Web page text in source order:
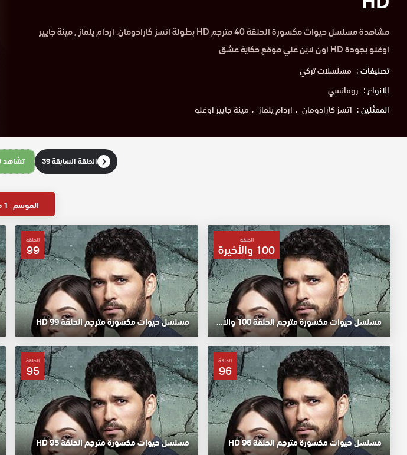
مشاهدة مسلسل حيوات مكسورة الحلقة 40 مترجم HD بطولة اتسز كارادومان. اردام يلماز , مينة جايير
اوغلو بجودة HD اون لاين علي موقع حكاية عشق
تصنيفات : مسلسلات تركي
الانواع : رومانسي
الممثلين : اتسز كارادومان اردام يلماز مينة جايير اوغلو
❮ الحلقة السابقة 39 تشاهد 40
الموسم 1 مترجم
الحلقة
100 والأخيرة
مسلسل حيوات مكسورة مترجم الحلقة 100 والأخيرة HD
الحلقة
99
مسلسل حيوات مكسورة مترجم الحلقة 99 HD
الحلقة
96
مسلسل حيوات مكسورة مترجم الحلقة 96 HD
الحلقة
95
مسلسل حيوات مكسورة مترجم الحلقة 95 HD